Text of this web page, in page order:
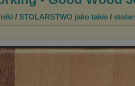
/ STOLARSTWO jako takie /